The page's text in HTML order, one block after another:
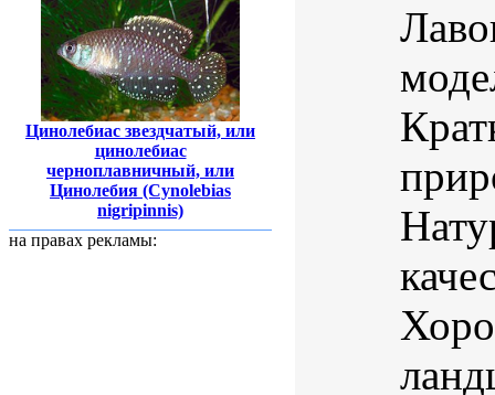
Цинолебиас звездчатый, или
цинолебиас
черноплавничный, или
Цинолебия (Cynolebias
nigripinnis)
на правах рекламы: